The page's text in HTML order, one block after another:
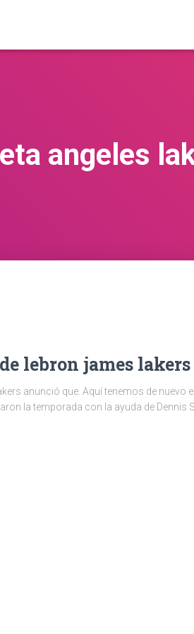
angeles
lebron james lakers
anunció que. Aquí tenemos de nuevo
la temporada con la ayuda de Dennis